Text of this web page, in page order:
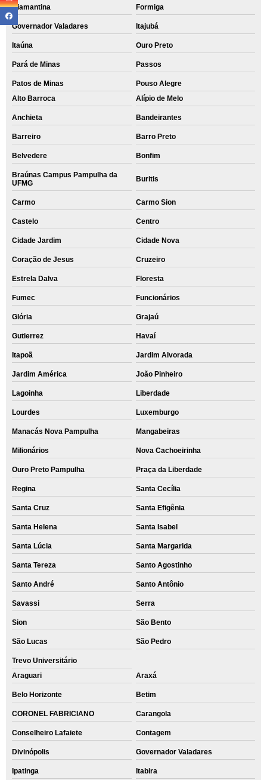
Diamantina Formiga
Governador Valadares Itajubá
Itaúna Ouro Preto
Pará de Minas Passos
Patos de Minas
Pouso Alegre
Alto Barroca
Alípio de Melo
Anchieta Bandeirantes
Barreiro Barro Preto
Belvedere Bonfim
Braúnas Campus Pampulha da
UFMG
Buritis
Carmo Carmo Sion
Castelo Centro
Cidade Jardim Cidade Nova
Coração de Jesus Cruzeiro
Estrela Dalva Floresta
Fumec Funcionários
Glória Grajaú
Gutierrez Havaí
Itapoã Jardim Alvorada
Jardim América João Pinheiro
Lagoinha Liberdade
Lourdes Luxemburgo
Manacás Nova Pampulha Mangabeiras
Milionários Nova Cachoeirinha
Ouro Preto Pampulha Praça da Liberdade
Regina Santa Cecília
Santa Cruz Santa Efigênia
Santa Helena Santa Isabel
Santa Lúcia Santa Margarida
Santa Tereza Santo Agostinho
Santo André Santo Antônio
Savassi Serra
Sion São Bento
São Lucas São Pedro
Trevo Universitário
Araguari
Araxá
Belo Horizonte Betim
CORONEL FABRICIANO Carangola
Conselheiro Lafaiete Contagem
Divinópolis Governador Valadares
Ipatinga Itabira